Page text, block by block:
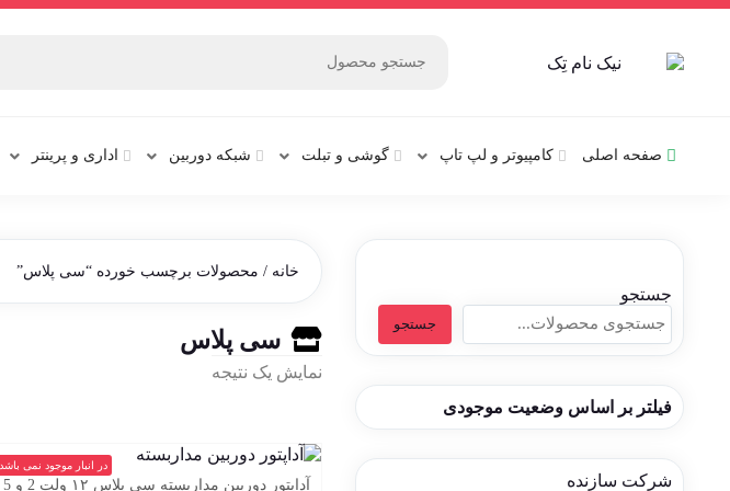
صفحه اصلی کامپیوتر و‌‌‌‌‌ لپ تاپ گوشی و تبلت شبکه دوربین اداری و پرینتر
جستجو
جستجو
فیلتر بر اساس وضعیت موجودی
شرکت سازنده
خانه / محصولات برچسب خورده “سی پلاس”
سی پلاس
نمایش یک نتیجه
در انبار موجود نمی باشد
آداپتور دوربین مداربسته سی پلاس ۱۲ ولت 2 و 5